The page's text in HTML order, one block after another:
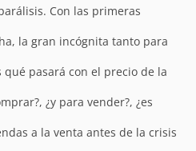
Con las primeras
la gran incógnita tanto para
pasará con el precio de la
¿y para vender?, ¿es
a la venta antes de la crisis